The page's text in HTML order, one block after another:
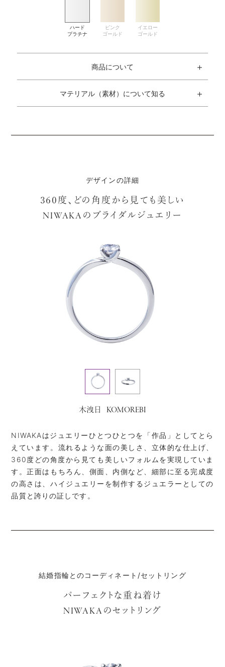
商品について
マテリアル（素材）について知る
デザインの詳細
360度、どの角度から見ても美しい
NIWAKA のブライダルジュエリー
木洩日 KOMOREBI
NIWAKAはジュエリーひとつひとつを「作品」としてとら
えています。流れるような面の美しさ、立体的な仕上げ、
360度どの角度から見ても美しいフォルムを実現していま
す。正面はもちろん、側面、内側など、細部に至る完成度
の高さは、ハイジュエリーを制作するジュエラーとしての
品質と誇りの証しです。
結婚指輪とのコーディネート/セットリング
パーフェクトな重ね着け
NIWAKA のセットリング